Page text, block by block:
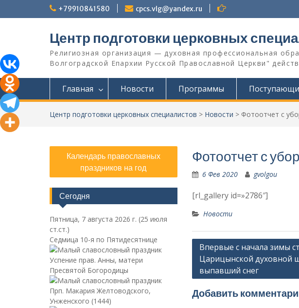
+79910841580 cpcs.vlg@yandex.ru
Центр подготовки церковных
Религиозная организация — духовная профессиональная
Волгоградской Eпархии Русской Православной Церкви"
Главная Новости Программы
Центр подготовки церковных специалистов > Новости > Фотоотчет с
Фотоотчет с
6 Фев 2020 gvolgou
[rl_gallery id=»2786″]
Новости
Навигация
по
записям
Впервые с начала зимы
Царицынской духовной
выпавший снег
Добавить
Календарь православных
праздников на год
Сегодня
Пятница, 7 августа 2026 г. (25 июля
ст.ст.)
Седмица 10-я по Пятидесятнице
Успение прав. Анны, матери
Пресвятой Богородицы
Прп. Макария Желтоводского,
Унженского (1444)